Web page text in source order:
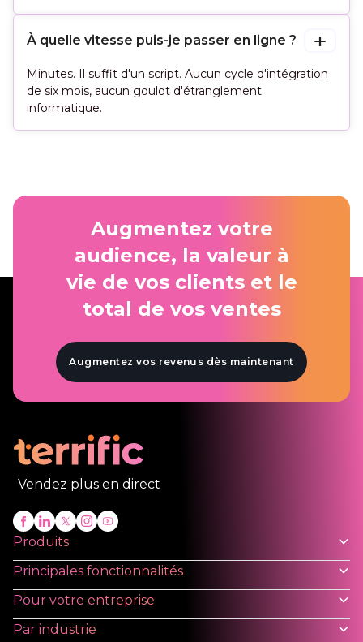
À quelle vitesse puis-je passer en ligne ?
Minutes. Il suffit d'un script. Aucun cycle d'intégration
de six mois, aucun goulot d'étranglement
informatique.
Augmentez votre
audience, la valeur à
vie de vos clients et le
total de vos ventes
Augmentez vos revenus dès maintenant
Vendez plus en direct
Produits
Principales fonctionnalités
Pour votre entreprise
Par industrie